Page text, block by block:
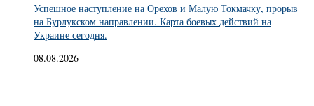
Успешное наступление на Орехов и Малую Токмачку, прорыв
на Бурлукском направлении. Карта боевых действий на
Украине сегодня.
08.08.2026